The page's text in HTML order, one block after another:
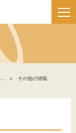
その他の情報.